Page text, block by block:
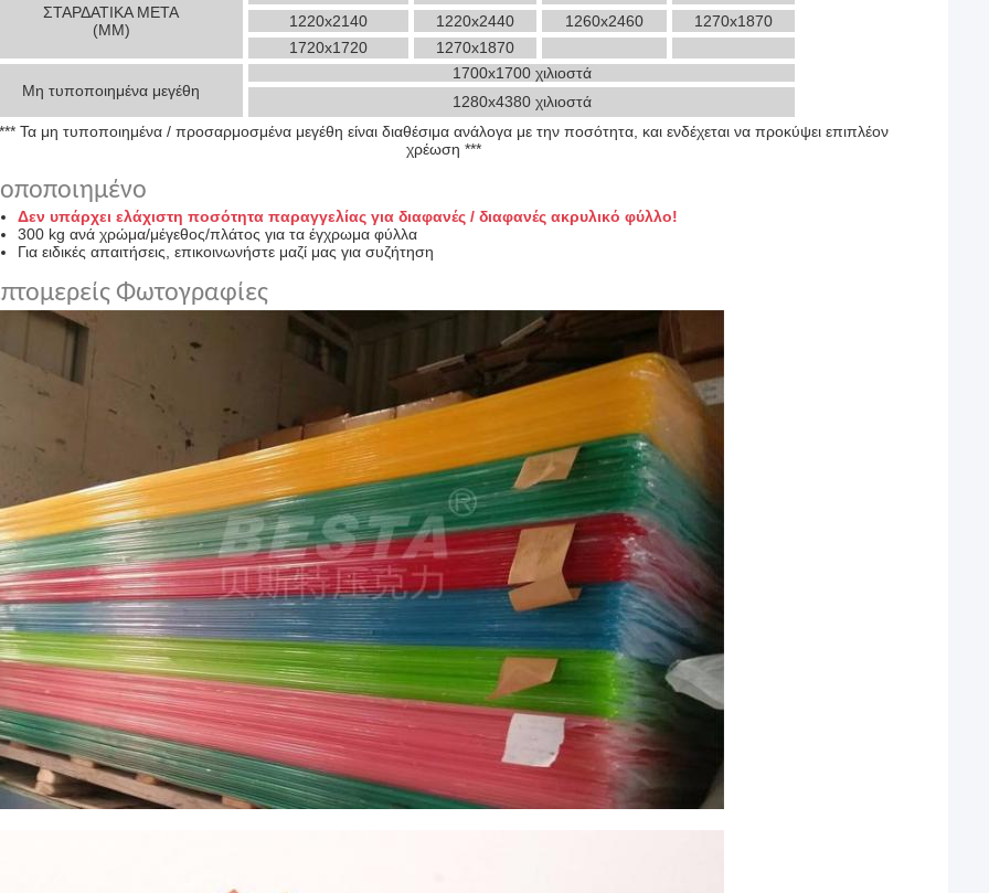
ΣΤΑΡΔΑΤΙΚΑ ΜΕΤΑ
(MM)
1220x2140
1220x2440 1260x2460
1270x1870
1720x1720
1270x1870
Μη τυποποιημένα μεγέθη
1700x1700 χιλιοστά
1280x4380 χιλιοστά
Τα μη τυποποιημένα / προσαρμοσμένα μεγέθη είναι διαθέσιμα ανάλογα με την ποσότητα, και ενδέχεται να προκύψει επιπλέον
χρέωση ***
Δεν υπάρχει ελάχιστη ποσότητα παραγγελίας για διαφανές / διαφανές ακρυλικό φύλλο!
300 kg ανά χρώμα/μέγεθος/πλάτος για τα έγχρωμα φύλλα
Για ειδικές απαιτήσεις, επικοινωνήστε μαζί μας για συζήτηση
Φωτογραφίες